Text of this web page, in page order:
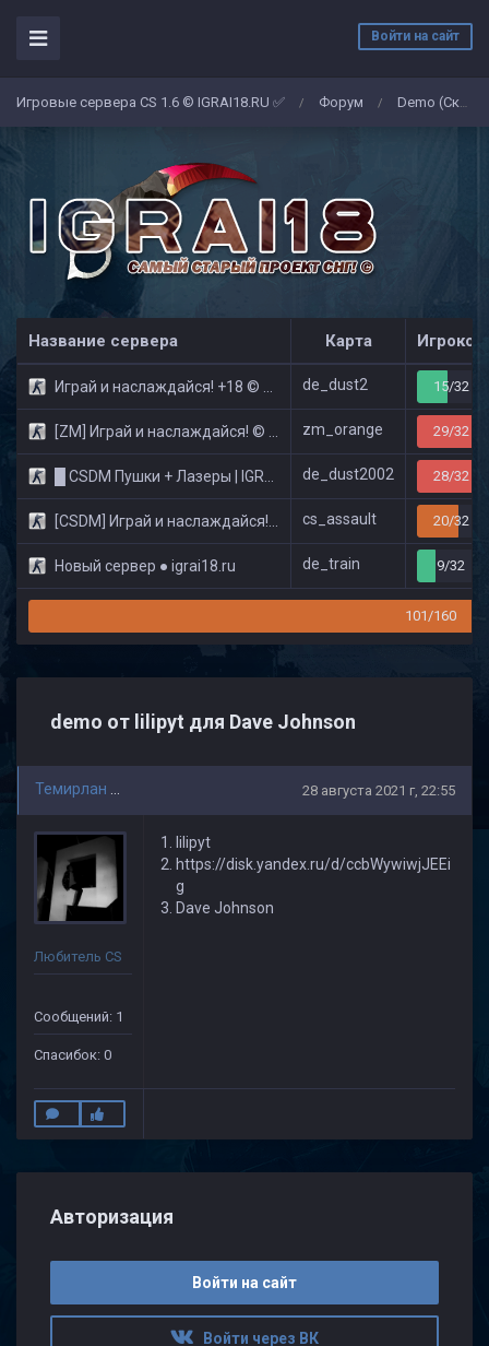
Войти на сайт
Игровые сервера CS 1.6 © IGRAI18.RU ✅ / Форум / Demo (Скриншоты)
Название сервера Карта Игроков
Играй и наслаждайся! +18 © Public de_dust2 15/32
[ZM] Играй и наслаждайся! © Zombie Show zm_orange 29/32
█ CSDM Пушки + Лазеры | IGRAI18.RU ツ █ de_dust2002 28/32
[CSDM] Играй и наслаждайся! © Classic cs_assault 20/32
Новый сервер ● igrai18.ru de_train 9/32
101/160
demo от lilipyt для Dave Johnson
28 августа 2021 г, 22:55
Любитель CS
Сообщений: 1
Спасибок: 0
lilipyt
https://disk.yandex.ru/d/ccbWywiwjJEEi
g
Dave Johnson
Авторизация
Войти на сайт
Войти через ВК